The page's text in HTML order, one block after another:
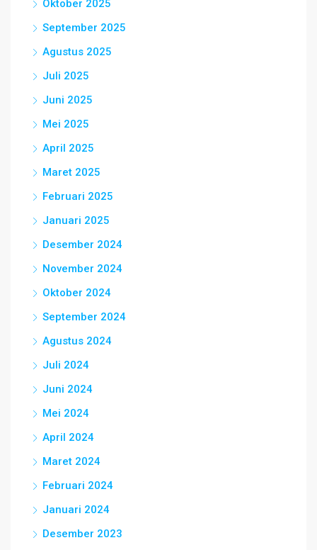
Oktober 2025
September 2025
Agustus 2025
Juli 2025
Juni 2025
Mei 2025
April 2025
Maret 2025
Februari 2025
Januari 2025
Desember 2024
November 2024
Oktober 2024
September 2024
Agustus 2024
Juli 2024
Juni 2024
Mei 2024
April 2024
Maret 2024
Februari 2024
Januari 2024
Desember 2023